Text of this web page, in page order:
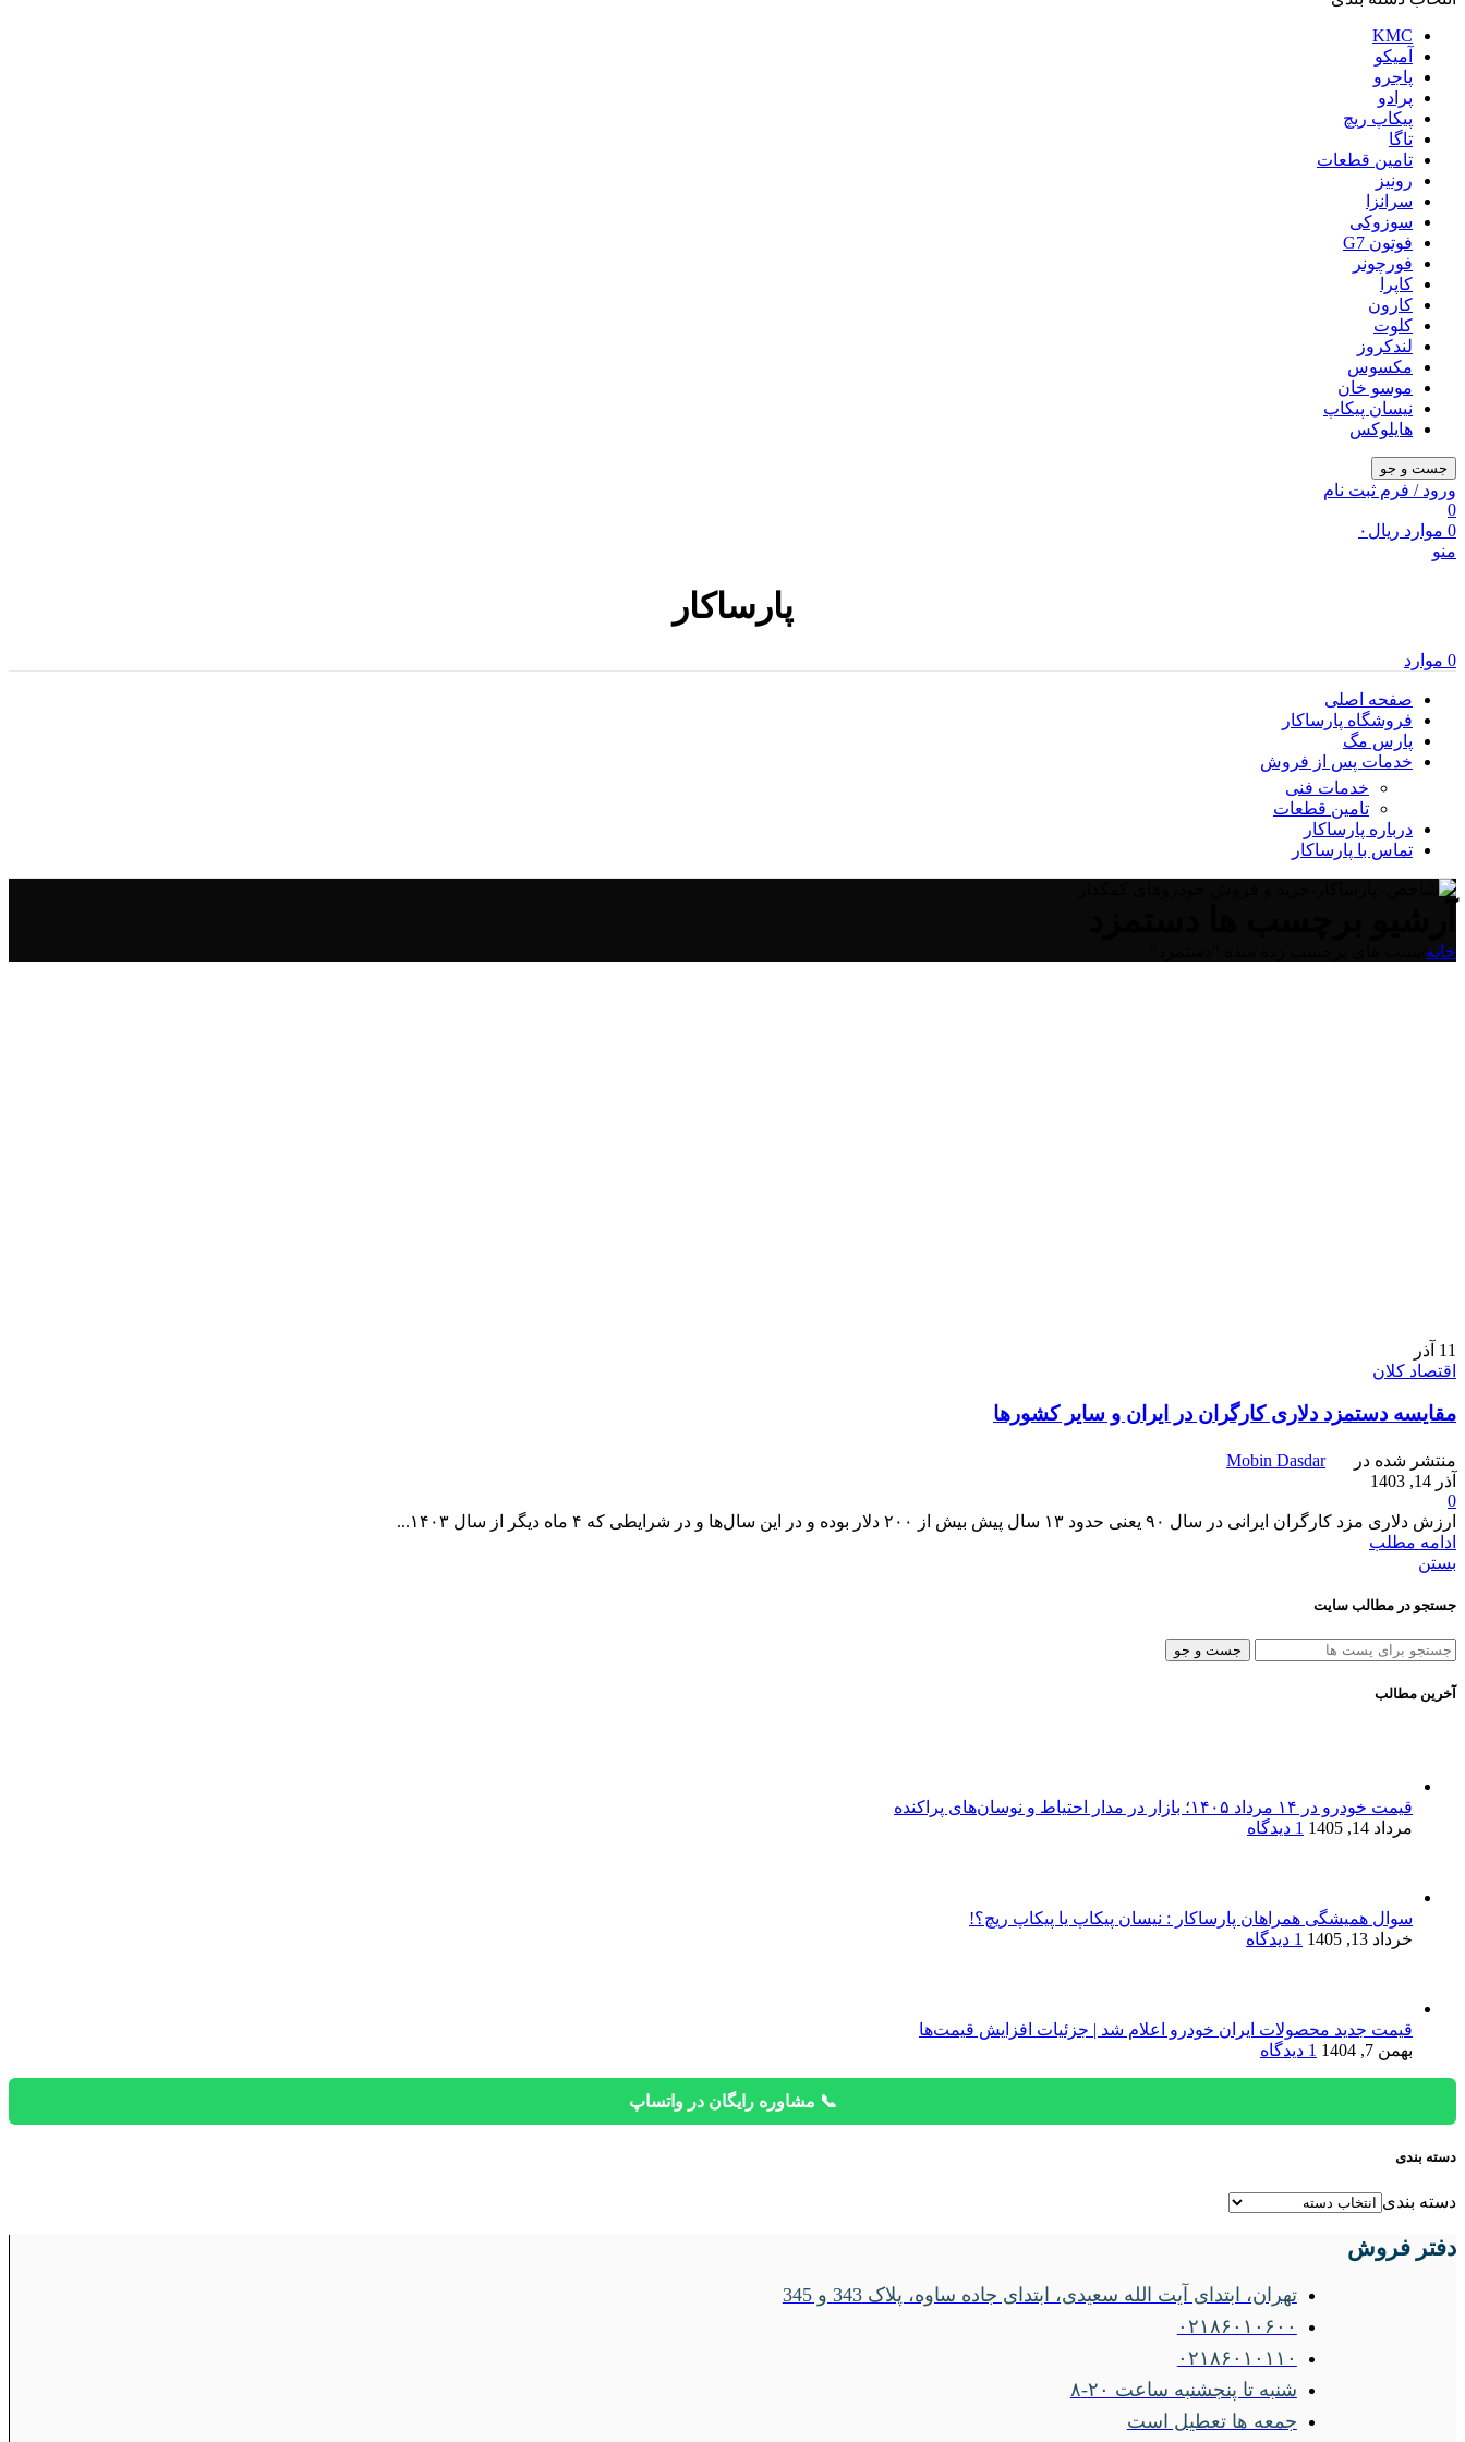
KMC
آمیکو
پاجرو
پرادو
پیکاپ ریچ
تاگا
تامین قطعات
رونیز
سرانزا
سوزوکی
فوتون G7
فورچونر
کاپرا
کارون
کلوت
لندکروز
مکسوس
موسو خان
نیسان پیکاپ
هایلوکس
جست و جو
ورود / فرم ثبت نام
0
0 موارد ریال ۰
منو
پارساکار
0 موارد
صفحه اصلی
فروشگاه پارساکار
پارس مگ
خدمات پس از فروش
خدمات فنی
تامین قطعات
درباره پارساکار
تماس با پارساکار
خانه
11 آذر
اقتصاد کلان
مقایسه دستمزد دلاری کارگران در ایران و سایر کشورها
منتشر شده در
Mobin Dasdar
آذر 14, 1403
0
ارزش دلاری مزد کارگران ایرانی در سال ۹۰ یعنی حدود ۱۳ سال پیش بیش از ۲۰۰ دلار بوده و در این سال‌ها و در شرایطی که ۴ ماه دیگر از سال ۱۴۰۳...
ادامه مطلب
بستن
جستجو در مطالب سایت
جست و جو
آخرین مطالب
قیمت خودرو در ۱۴ مرداد ۱۴۰۵؛ بازار در مدار احتیاط و نوسان‌های پراکنده
مرداد 14, 1405
1 دیدگاه
سوال همیشگی همراهان پارساکار : نیسان پیکاپ یا پیکاپ ریچ؟!
خرداد 13, 1405
1 دیدگاه
قیمت جدید محصولات ایران خودرو اعلام شد | جزئیات افزایش قیمت‌ها
بهمن 7, 1404
1 دیدگاه
📞 مشاوره رایگان در واتساپ
دسته بندی
دسته بندی
دفتر فروش
تهران، ابتدای آیت الله سعیدی، ابتدای جاده ساوه، پلاک 343 و 345
۰۲۱۸۶۰۱۰۶۰۰
۰۲۱۸۶۰۱۰۱۱۰
شنبه تا پنجشنبه ساعت ۲۰-۸
جمعه ها تعطیل است